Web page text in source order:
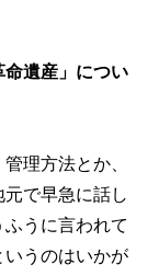
命遺産」につい
理方法とか、
で早急に話し
うに言われて
いうのはいかが